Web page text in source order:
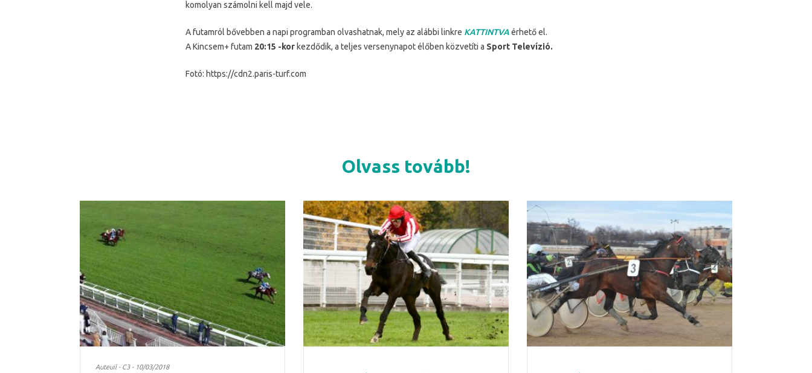
komolyan számolni kell majd vele.
A futamról bővebben a napi programban olvashatnak, mely az alábbi linkre KATTINTVAérhető el.
A Kincsem+ futam 20:15 -kor kezdődik, a teljes versenynapot élőben közvetíti a Sport Televízió.
Fotó: https://cdn2.paris-turf.com
Olvass tovább!
Auteuil - C3 - 10/03/2018